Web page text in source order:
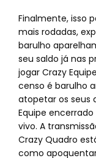
Finalmente, isso
mais rodadas,
barulho
seu saldo já nas
jogar Crazy
censo é barulho
atopetar os seus
Equipe
vivo. A
Crazy Quadro
como